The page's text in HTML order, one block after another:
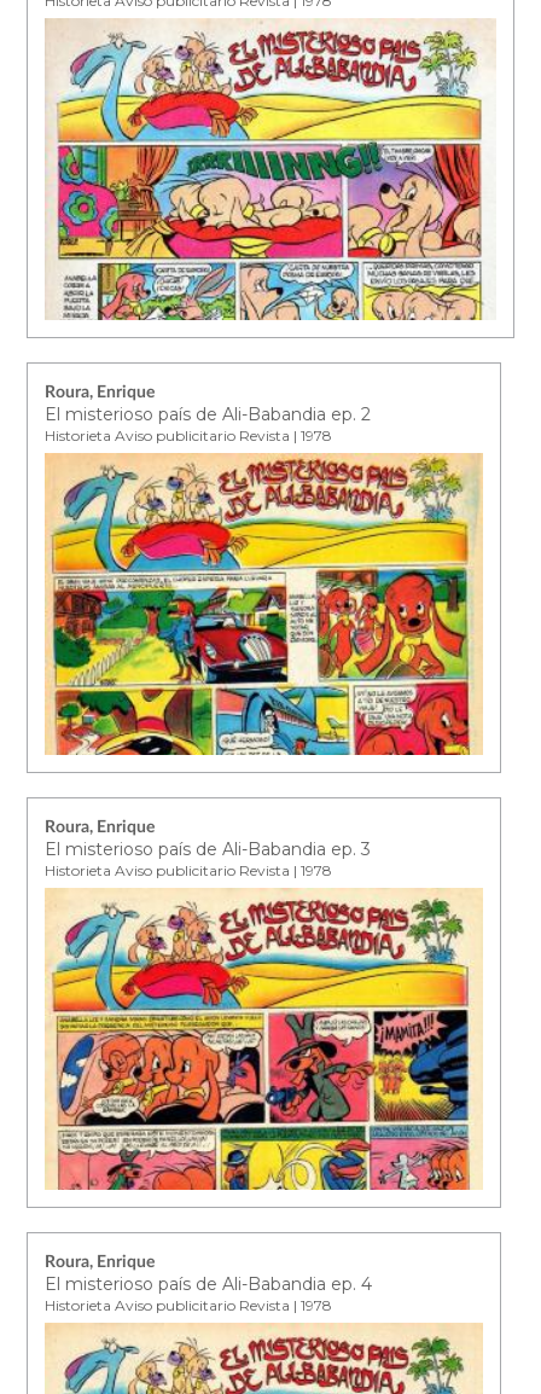
Roura, Enrique
El misterioso país de Ali-Babandia ep. 2
Historieta Aviso publicitario Revista | 1978
Roura, Enrique
El misterioso país de Ali-Babandia ep. 3
Historieta Aviso publicitario Revista | 1978
Roura, Enrique
El misterioso país de Ali-Babandia ep. 4
Historieta Aviso publicitario Revista | 1978